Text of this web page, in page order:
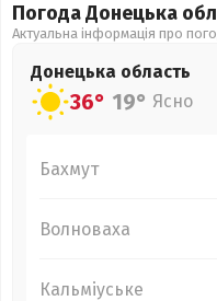
Погода Донецька
Актуальна інформація про
Донецька область
36° 19° Ясно
Бахмут
Волноваха
Кальміуське